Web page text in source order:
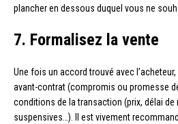
plancher en dessous duquel vous ne
7. Formalisez la vente
Une fois un accord trouvé avec
avant-contrat (compromis ou promesse
conditions de la transaction (prix, délai
suspensives…). Il est vivement